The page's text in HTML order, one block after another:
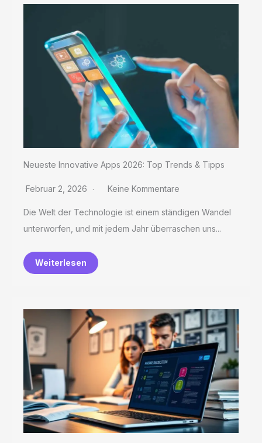
Neueste Innovative Apps 2026: Top Trends & Tipps
Februar 2, 2026 Keine Kommentare
Die Welt der Technologie ist einem ständigen Wandel
unterworfen, und mit jedem Jahr überraschen uns...
Weiterlesen